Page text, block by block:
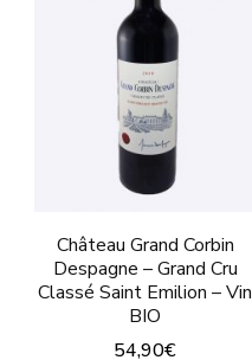
Les
options
peuvent
être
choisies
sur
la
page
du
produit
Château Grand Corbin
Despagne – Grand Cru
Classé Saint Emilion – Vin
BIO
54,90€